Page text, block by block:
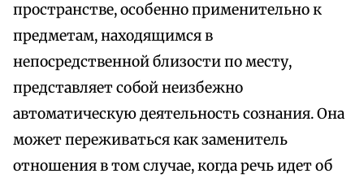
пространстве, особенно применительно к
предметам, находящимся в
непосредственной близости по месту,
представляет собой неизбежно
автоматическую деятельность сознания. Она
может переживаться как заменитель
отношения в том случае, когда речь идет об